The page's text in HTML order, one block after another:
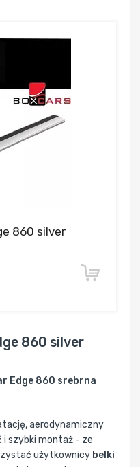
860 silver
860 silver
Edge 860 srebrna
aerodynamiczny
i szybki montaż - ze
użytkownicy belki